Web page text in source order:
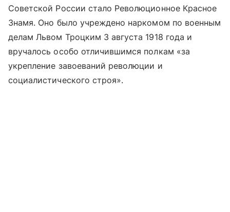
Советской России стало Революционное Красное
Знамя. Оно было учреждено наркомом по военным
делам Львом Троцким 3 августа 1918 года и
вручалось особо отличившимся полкам «за
укрепление завоеваний революции и
социалистического строя».